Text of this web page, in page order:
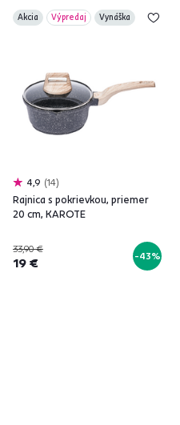
Akcia Výpredaj Vynáška
4,9 14
Rajnica s pokrievkou, priemer
20 cm, KAROTE
33,90 €
19 € -43%